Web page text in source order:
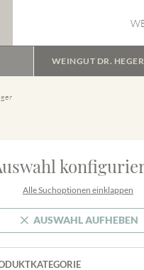
WEINGUT DR. HEGER
Alle Suchoptionen einklappen
AUSWAHL AUFHEBEN